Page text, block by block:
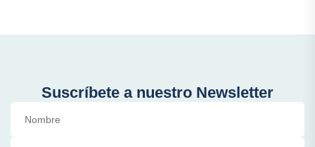
Suscríbete a nuestro Newsletter